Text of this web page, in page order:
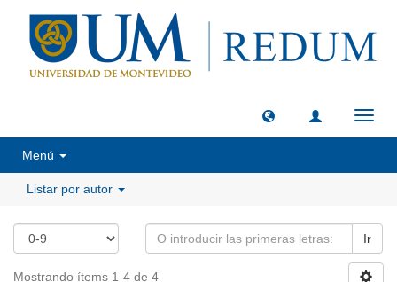
Menú
Listar por autor
Ir
Mostrando ítems 1-4 de 4